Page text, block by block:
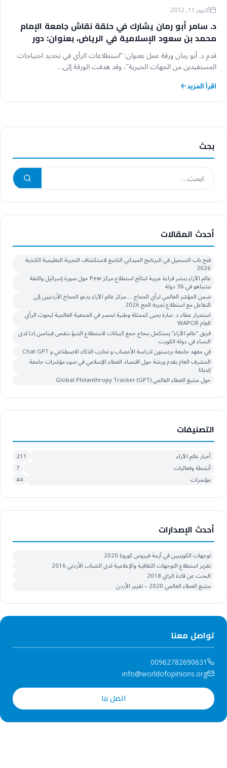
أكتوبر 11, 2012
د. سامر أبو رمان يشارك في حلقة نقاش جامعة الإمام
محمد بن سعود الإسلامية في الرياض، بعنوان: دور
البحث العلمي في تطوير أداء الجمعيات الخيرية
قدم د. أبو رمان ورقة عمل بعنوان: “استطلاعات الرأي في تحديد احتياجات
المستفيدين من الجهات الخيرية”، وقد هدفت الورقة إلى…
اقرأ المزيد
بحث
أحدث المقالات
فتح باب التسجيل في البرنامج الميداني التاسع لاستكشاف التجربة التعليمية الكندية
2026
عالم الآراء ينشر قراءة عربية لنتائج استطلاع مركز Pew حول صورة إسرائيل والثقة
بنتنياهو في 36 دولة
ضمن المؤشر العالمي لرأي الحجاج ….مركز عالم الآراء يدعو الحجاج الأردنيين إلى
التفاعل مع استطلاع تجربة الحج 2026
استمرار عطاء د. سارة يحيى كممثلة وطنية لمصر في الجمعية العالمية لبحوث الرأي
العام WAPOR
فريق “عالم الآراء” يستكمل بنجاح جمع البيانات لاستطلاع التنبؤ بنقص فيتامين (د) لدى
النساء في دولة الكويت
في معهد جامعة برنستون لدراسة الأعصاب و تجارب الذكاء الاصطناعي و Chat GPT
المشرف العام يقدم ورشة حول اقتصاد العطاء الإسلامي في ضوء مؤشرات جامعة
إنديانا
حول متتبع العطاء العالمي Global Philanthropy Tracker (GPT)
التصنيفات
أخبار عالم الآراء
211
أنشطة وفعاليات
7
مؤتمرات
44
أحدث الإصدارات
توجهات الكويتيين في أزمة فيروس كورونا 2020
تقرير استطلاع التوجهات الثقافية والإعلامية لدى الشباب الأردني 2016
البحث عن قادة الراي 2018
متتبع العطاء العالمي 2020 – تقرير الأردن
تواصل معنا
00962782690631
info@worldofopinions.org
اتصل بنا